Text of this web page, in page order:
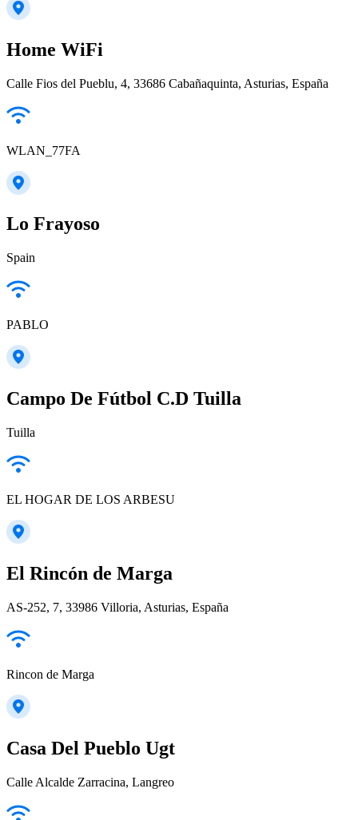
Home WiFi
Calle Fios del Pueblu, 4, 33686 Cabañaquinta, Asturias, España
WLAN_77FA
Lo Frayoso
Spain
PABLO
Campo De Fútbol C.D Tuilla
Tuilla
EL HOGAR DE LOS ARBESU
El Rincón de Marga
AS-252, 7, 33986 Villoria, Asturias, España
Rincon de Marga
Casa Del Pueblo Ugt
Calle Alcalde Zarracina, Langreo